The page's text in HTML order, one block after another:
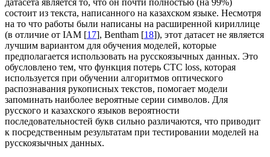
состоит из текста, написанного на казахском языке. Несмотря
на то что работы были написаны на расширенной кириллице
(в отличие от IAM [17], Bentham [18]), этот датасет не является
лучшим вариантом для обучения моделей, которые
предполагается использовать на русскоязычных данных. Это
обусловлено тем, что функция потерь CTC loss, которая
используется при обучении алгоритмов оптического
распознавания рукописных текстов, помогает модели
запоминать наиболее вероятные серии символов. Для
русского и казахского языков вероятности
последовательностей букв сильно различаются, что приводит
к посредственным результатам при тестировании моделей на
русскоязычных данных.